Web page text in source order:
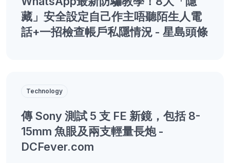
藏」安全設定自己作主唔聽陌生人電
話+一招檢查帳戶私隱情況 - 星島頭條
Technology
傳 Sony 測試 5 支 FE 新鏡，包括 8-
15mm 魚眼及兩支輕量長炮 -
DCFever.com